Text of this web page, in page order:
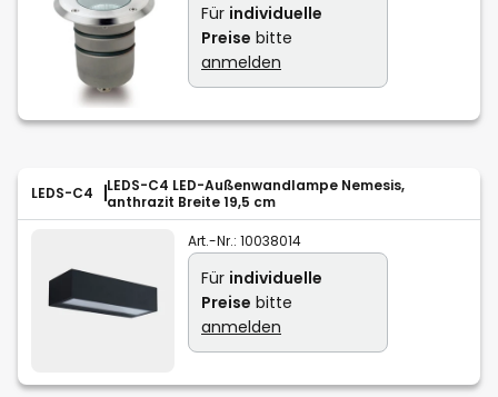
Für individuelle
Preise bitte
anmelden
LEDS-C4
LEDS-C4 LED-Außenwandlampe Nemesis,
anthrazit Breite 19,5 cm
Art.-Nr.: 10038014
Für individuelle
Preise bitte
anmelden